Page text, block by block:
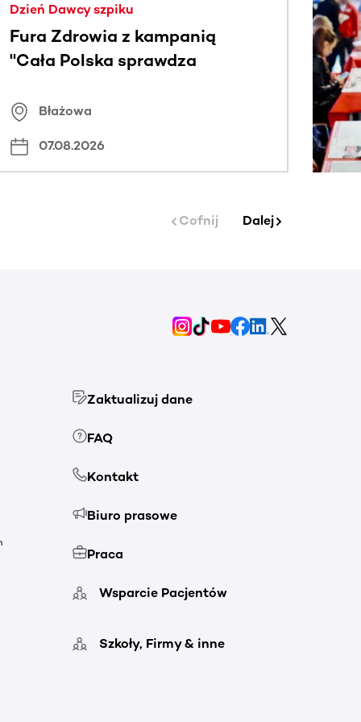
Dzień Dawcy szpiku
Fura Zdrowia z kampanią
"Cała Polska sprawdza
Błażowa
07.08.2026
Cofnij Dalej
Zaktualizuj dane
FAQ
Kontakt
Biuro prasowe
Praca
Wsparcie Pacjentów
Szkoły, Firmy & inne